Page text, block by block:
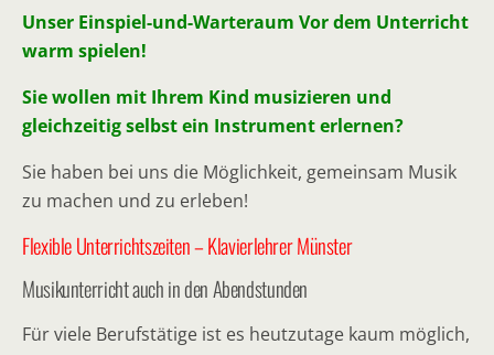
Unser Einspiel-und-Warteraum Vor dem Unterricht
warm spielen!
Sie wollen mit Ihrem Kind musizieren und
gleichzeitig selbst ein Instrument erlernen?
Sie haben bei uns die Möglichkeit, gemeinsam Musik
zu machen und zu erleben!
Flexible Unterrichtszeiten – Klavierlehrer Münster
Musikunterricht auch in den Abendstunden
Für viele Berufstätige ist es heutzutage kaum möglich,